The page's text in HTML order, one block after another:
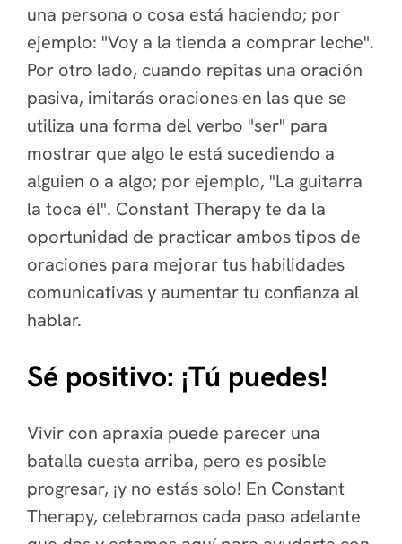
una persona o cosa está haciendo; por
ejemplo: "Voy a la tienda a comprar leche".
Por otro lado, cuando repitas una oración
pasiva, imitarás oraciones en las que se
utiliza una forma del verbo "ser" para
mostrar que algo le está sucediendo a
alguien o a algo; por ejemplo, "La guitarra
la toca él". Constant Therapy te da la
oportunidad de practicar ambos tipos de
oraciones para mejorar tus habilidades
comunicativas y aumentar tu confianza al
hablar.
Sé positivo: ¡Tú puedes!
Vivir con apraxia puede parecer una
batalla cuesta arriba, pero es posible
progresar, ¡y no estás solo! En Constant
Therapy, celebramos cada paso adelante